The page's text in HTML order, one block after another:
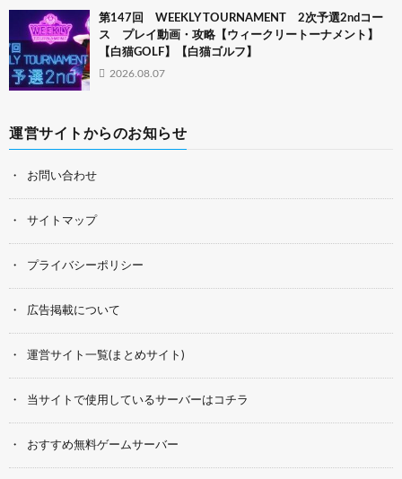
第147回 WEEKLY TOURNAMENT 2次予選2ndコー
ス プレイ動画・攻略【ウィークリートーナメント】
【白猫GOLF】【白猫ゴルフ】
2026.08.07
運営サイトからのお知らせ
お問い合わせ
サイトマップ
プライバシーポリシー
広告掲載について
運営サイト一覧(まとめサイト)
当サイトで使用しているサーバーはコチラ
おすすめ無料ゲームサーバー